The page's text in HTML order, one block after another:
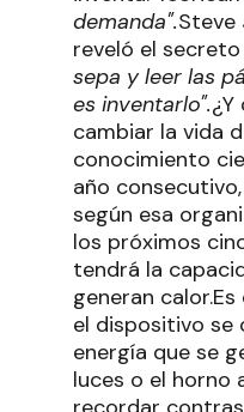
demanda".Steve
reveló el
sepa y leer las
es inventarlo".
cambiar la vida
conocimiento
año
según esa
los próximos
tendrá la
generan
el dispositivo se
energía que se
luces o el horno